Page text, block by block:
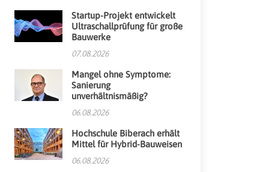
Startup-Projekt entwickelt
Ultraschallprüfung für große
Bauwerke
07.08.2026
Mangel ohne Symptome:
Sanierung
unverhältnismäßig?
06.08.2026
Hochschule Biberach erhält
Mittel für Hybrid-Bauweisen
06.08.2026